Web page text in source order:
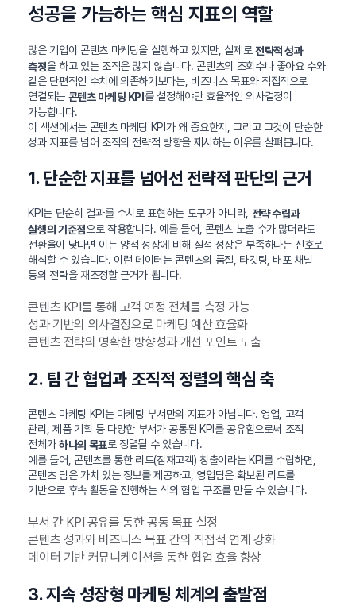
성공을 가늠하는 핵심 지표의 역할
많은 기업이 콘텐츠 마케팅을 실행하고 있지만, 실제로 전략적 성과
측정을 하고 있는 조직은 많지 않습니다. 콘텐츠의 조회수나 좋아요 수와
같은 단편적인 수치에 의존하기보다는, 비즈니스 목표와 직접적으로
연결되는 콘텐츠 마케팅 KPI 를 설정해야만 효율적인 의사결정이
가능합니다.
이 섹션에서는 콘텐츠 마케팅 KPI가 왜 중요한지, 그리고 그것이 단순한
성과 지표를 넘어 조직의 전략적 방향을 제시하는 이유를 살펴봅니다.
1. 단순한 지표를 넘어선 전략적 판단의 근거
KPI는 단순히 결과를 수치로 표현하는 도구가 아니라, 전략 수립과
실행의 기준점으로 작용합니다. 예를 들어, 콘텐츠 노출 수가 많더라도
전환율이 낮다면 이는 양적 성장에 비해 질적 성장은 부족하다는 신호로
해석할 수 있습니다. 이런 데이터는 콘텐츠의 품질, 타깃팅, 배포 채널
등의 전략을 재조정할 근거가 됩니다.
콘텐츠 KPI를 통해 고객 여정 전체를 측정 가능
성과 기반의 의사결정으로 마케팅 예산 효율화
콘텐츠 전략의 명확한 방향성과 개선 포인트 도출
2. 팀 간 협업과 조직적 정렬의 핵심 축
콘텐츠 마케팅 KPI는 마케팅 부서만의 지표가 아닙니다. 영업, 고객
관리, 제품 기획 등 다양한 부서가 공통된 KPI를 공유함으로써 조직
전체가하나의 목표로 정렬될 수 있습니다.
예를 들어, 콘텐츠를 통한 리드(잠재고객) 창출이라는 KPI를 수립하면,
콘텐츠 팀은 가치 있는 정보를 제공하고, 영업팀은 확보된 리드를
기반으로 후속 활동을 진행하는 식의 협업 구조를 만들 수 있습니다.
부서 간 KPI 공유를 통한 공동 목표 설정
콘텐츠 성과와 비즈니스 목표 간의 직접적 연계 강화
데이터 기반 커뮤니케이션을 통한 협업 효율 향상
3. 지속 성장형 마케팅 체계의 출발점